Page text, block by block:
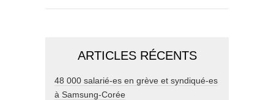
ARTICLES RÉCENTS
48 000 salarié-es en grève et syndiqué-es
à Samsung-Corée